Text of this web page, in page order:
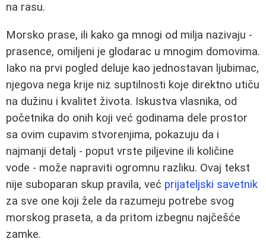
na rasu.
Morsko prase, ili kako ga mnogi od milja nazivaju -
prasence, omiljeni je glodarac u mnogim domovima.
Iako na prvi pogled deluje kao jednostavan ljubimac,
njegova nega krije niz suptilnosti koje direktno utiču
na dužinu i kvalitet života. Iskustva vlasnika, od
početnika do onih koji već godinama dele prostor
sa ovim cupavim stvorenjima, pokazuju da i
najmanji detalj - poput vrste piljevine ili količine
vode - može napraviti ogromnu razliku. Ovaj tekst
nije suboparan skup pravila, već prijateljski savetnik
za sve one koji žele da razumeju potrebe svog
morskog praseta, a da pritom izbegnu najčešće
zamke.